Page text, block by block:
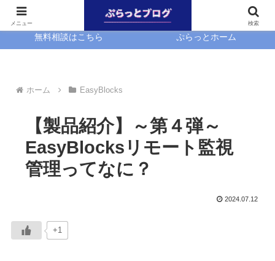
無料相談はこちら ぷらっとホーム
ホーム EasyBlocks
【製品紹介】～第４弾～
EasyBlocksリモート監視
管理ってなに？
2024.07.12
+1
メニュー 検索